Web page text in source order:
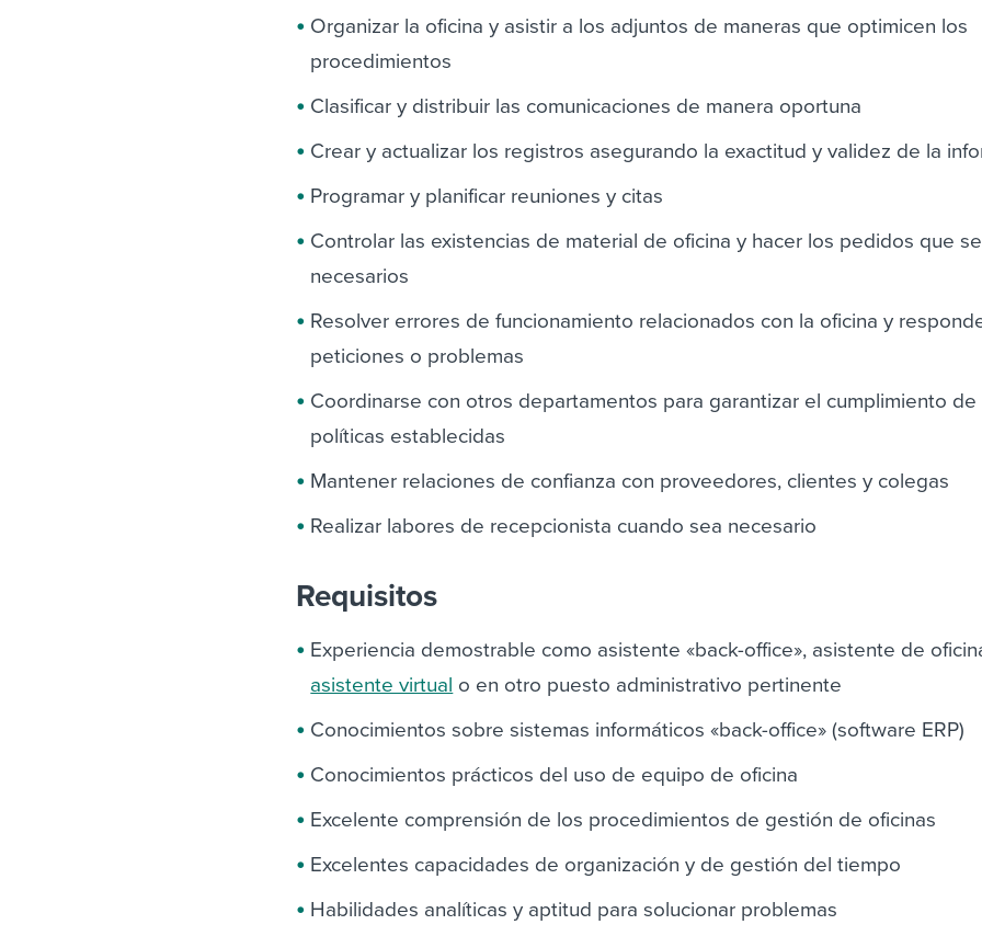
Organizar la oficina y asistir a los adjuntos de maneras que optimicen los
procedimientos
Clasificar y distribuir las comunicaciones de manera oportuna
Crear y actualizar los registros asegurando la exactitud y validez de la
Programar y planificar reuniones y citas
Controlar las existencias de material de oficina y hacer los pedidos que
necesarios
Resolver errores de funcionamiento relacionados con la oficina y
peticiones o problemas
Coordinarse con otros departamentos para garantizar el cumplimiento de
políticas establecidas
Mantener relaciones de confianza con proveedores, clientes y colegas
Realizar labores de recepcionista cuando sea necesario
Requisitos
Experiencia demostrable como asistente «back-office», asistente de
asistente virtual o en otro puesto administrativo pertinente
Conocimientos sobre sistemas informáticos «back-office» (software ERP)
Conocimientos prácticos del uso de equipo de oficina
Excelente comprensión de los procedimientos de gestión de oficinas
Excelentes capacidades de organización y de gestión del tiempo
Habilidades analíticas y aptitud para solucionar problemas